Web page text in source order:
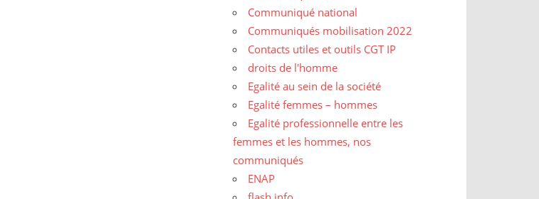
Communiqué national
Communiqués mobilisation 2022
Contacts utiles et outils CGT IP
droits de l'homme
Egalité au sein de la société
Egalité femmes – hommes
Egalité professionnelle entre les
femmes et les hommes, nos
communiqués
ENAP